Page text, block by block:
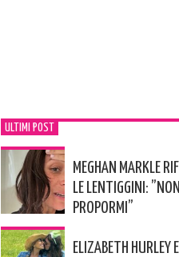
ULTIMI POST
MEGHAN MARKLE
LE LENTIGGINI:
PROPORMI”
ELIZABETH HURLEY